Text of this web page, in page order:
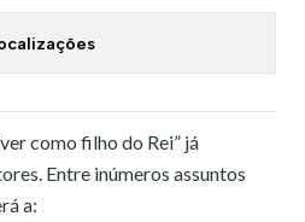
como filho do Rei” já
Entre inúmeros assuntos
a: